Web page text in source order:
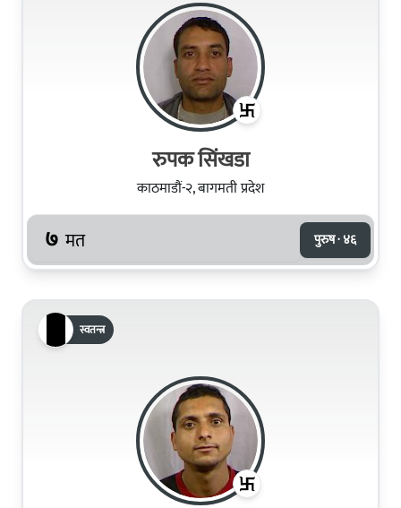
रुपक सिंखडा
काठमाडौं-२, बागमती प्रदेश
७ मत पुरुष · ४६
स्वतन्त्र